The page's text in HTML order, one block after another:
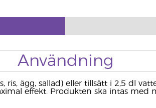
Användning
ris, ägg, sallad) eller tillsätt i 2,5 dl
effekt. Produkten ska intas med